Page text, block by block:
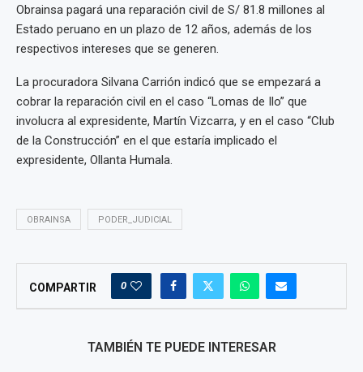
Obrainsa pagará una reparación civil de S/ 81.8 millones al
Estado peruano en un plazo de 12 años, además de los
respectivos intereses que se generen.
La procuradora Silvana Carrión indicó que se empezará a
cobrar la reparación civil en el caso “Lomas de Ilo” que
involucra al expresidente, Martín Vizcarra, y en el caso “Club
de la Construcción” en el que estaría implicado el
expresidente, Ollanta Humala.
OBRAINSA PODER_JUDICIAL
COMPARTIR 0
TAMBIÉN TE PUEDE INTERESAR